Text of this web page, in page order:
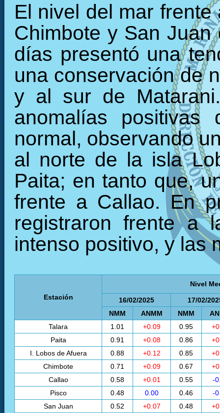
El nivel del mar
Chimbote y San
días presentó una
una conservación de
y al sur de
anomalías
normal, observando
al norte de la isla
Paita; en tanto que,
frente a Callao. En
registraron frente a
intenso positivo, y las
Estación
Nivel
16/02/2025
17/02/
NMM
ANMM NMM
Talara
1.01 +0.09 0.95
Paita
0.91 +0.08 0.86
I. Lobos de Afuera
0.88 +0.12 0.85
Chimbote
0.71 +0.09 0.67
Callao
0.58 +0.01 0.55
-
Pisco
0.48 0.00 0.46
-
San Juan
0.52 +0.07 0.48